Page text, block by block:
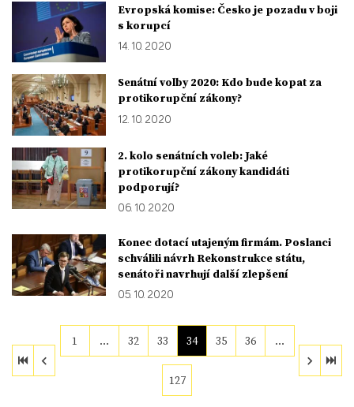
Evropská komise: Česko je pozadu v boji
s korupcí
14. 10. 2020
Senátní volby 2020: Kdo bude kopat za
protikorupční zákony?
12. 10. 2020
2. kolo senátních voleb: Jaké
protikorupční zákony kandidáti
podporují?
06. 10. 2020
Konec dotací utajeným firmám. Poslanci
schválili návrh Rekonstrukce státu,
senátoři navrhují další zlepšení
05. 10. 2020
1 … 32 33 34 35 36 …
127